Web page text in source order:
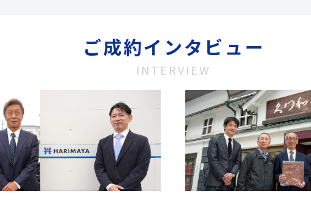
ご成約インタビュー
INTERVIEW